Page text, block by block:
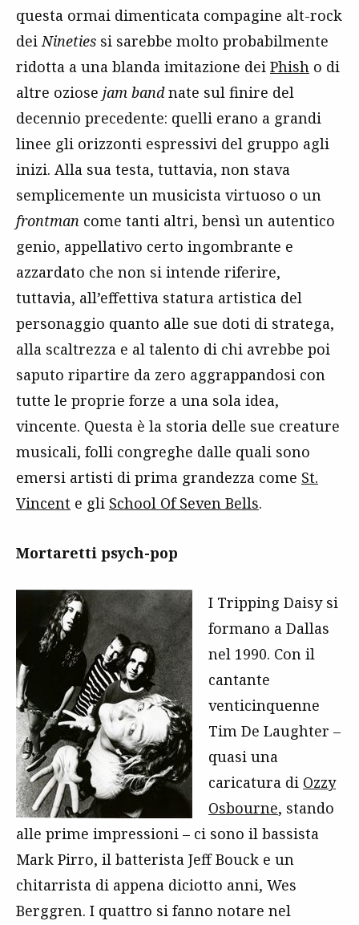
questa ormai dimenticata compagine alt-rock
dei Nineties si sarebbe molto probabilmente
ridotta a una blanda imitazione dei Phish o di
altre oziose jam bandnate sul finire del
decennio precedente: quelli erano a grandi
linee gli orizzonti espressivi del gruppo agli
inizi. Alla sua testa, tuttavia, non stava
semplicemente un musicista virtuoso o un
frontman come tanti altri, bensì un autentico
genio, appellativo certo ingombrante e
azzardato che non si intende riferire,
tuttavia, all’effettiva statura artistica del
personaggio quanto alle sue doti di stratega,
alla scaltrezza e al talento di chi avrebbe poi
saputo ripartire da zero aggrappandosi con
tutte le proprie forze a una sola idea,
vincente. Questa è la storia delle sue creature
musicali, folli congreghe dalle quali sono
emersi artisti di prima grandezza come St.
Vincent e gli School Of Seven Bells.
Mortaretti psych-pop
I Tripping Daisy si
formano a Dallas
nel 1990. Con il
cantante
venticinquenne
Tim De Laughter –
quasi una
caricatura di Ozzy
Osbourne, stando
alle prime impressioni – ci sono il bassista
Mark Pirro, il batterista Jeff Bouck e un
chitarrista di appena diciotto anni, Wes
Berggren. I quattro si fanno notare nel